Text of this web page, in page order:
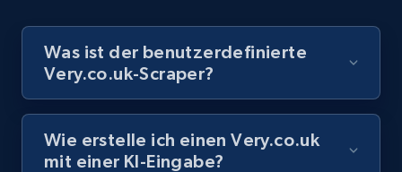
8.1K+ 716+ Gratis testen
Youtube - Videos posts - Collect YouTube
posts by hashtags
Was ist der benutzerdefinierte
Very.co.uk-Scraper?
Wie erstelle ich einen Very.co.uk
mit einer KI-Eingabe?